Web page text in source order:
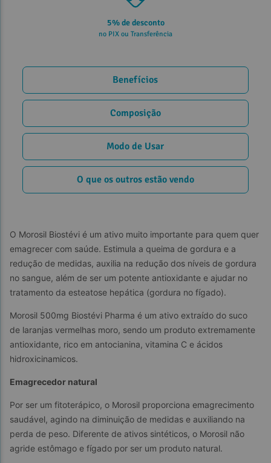
5% de desconto
no PIX ou Transferência
Benefícios
Composição
Modo de Usar
O que os outros estão vendo
O Morosil Biostévi é um ativo muito importante para quem quer
emagrecer com saúde. Estimula a queima de gordura e a
redução de medidas, auxilia na redução dos níveis de gordura
no sangue, além de ser um potente antioxidante e ajudar no
tratamento da esteatose hepática (gordura no fígado).
Morosil 500mg Biostévi Pharma é um ativo extraído do suco
de laranjas vermelhas moro, sendo um produto extremamente
antioxidante, rico em antocianina, vitamina C e ácidos
hidroxicinamicos.
Emagrecedor natural
Por ser um fitoterápico, o Morosil proporciona emagrecimento
saudável, agindo na diminuição de medidas e auxiliando na
perda de peso. Diferente de ativos sintéticos, o Morosil não
agride estômago e fígado por ser um produto natural.